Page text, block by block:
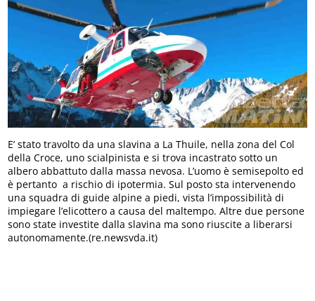
E’ stato travolto da una slavina a La Thuile, nella zona del Col
della Croce, uno scialpinista e si trova incastrato sotto un
albero abbattuto dalla massa nevosa. L’uomo è semisepolto ed
è pertanto a rischio di ipotermia. Sul posto sta intervenendo
una squadra di guide alpine a piedi, vista l’impossibilità di
impiegare l’elicottero a causa del maltempo. Altre due persone
sono state investite dalla slavina ma sono riuscite a liberarsi
autonomamente.(re.newsvda.it)